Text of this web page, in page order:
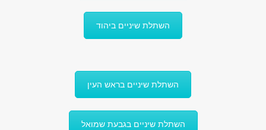
השתלת שיניים ביהוד
השתלת שיניים בראש העין
השתלת שיניים בגבעת שמואל